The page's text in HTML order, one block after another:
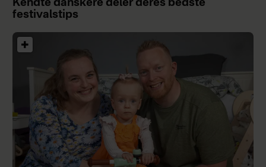
Kendte danskere deler deres bedste
festivalstips